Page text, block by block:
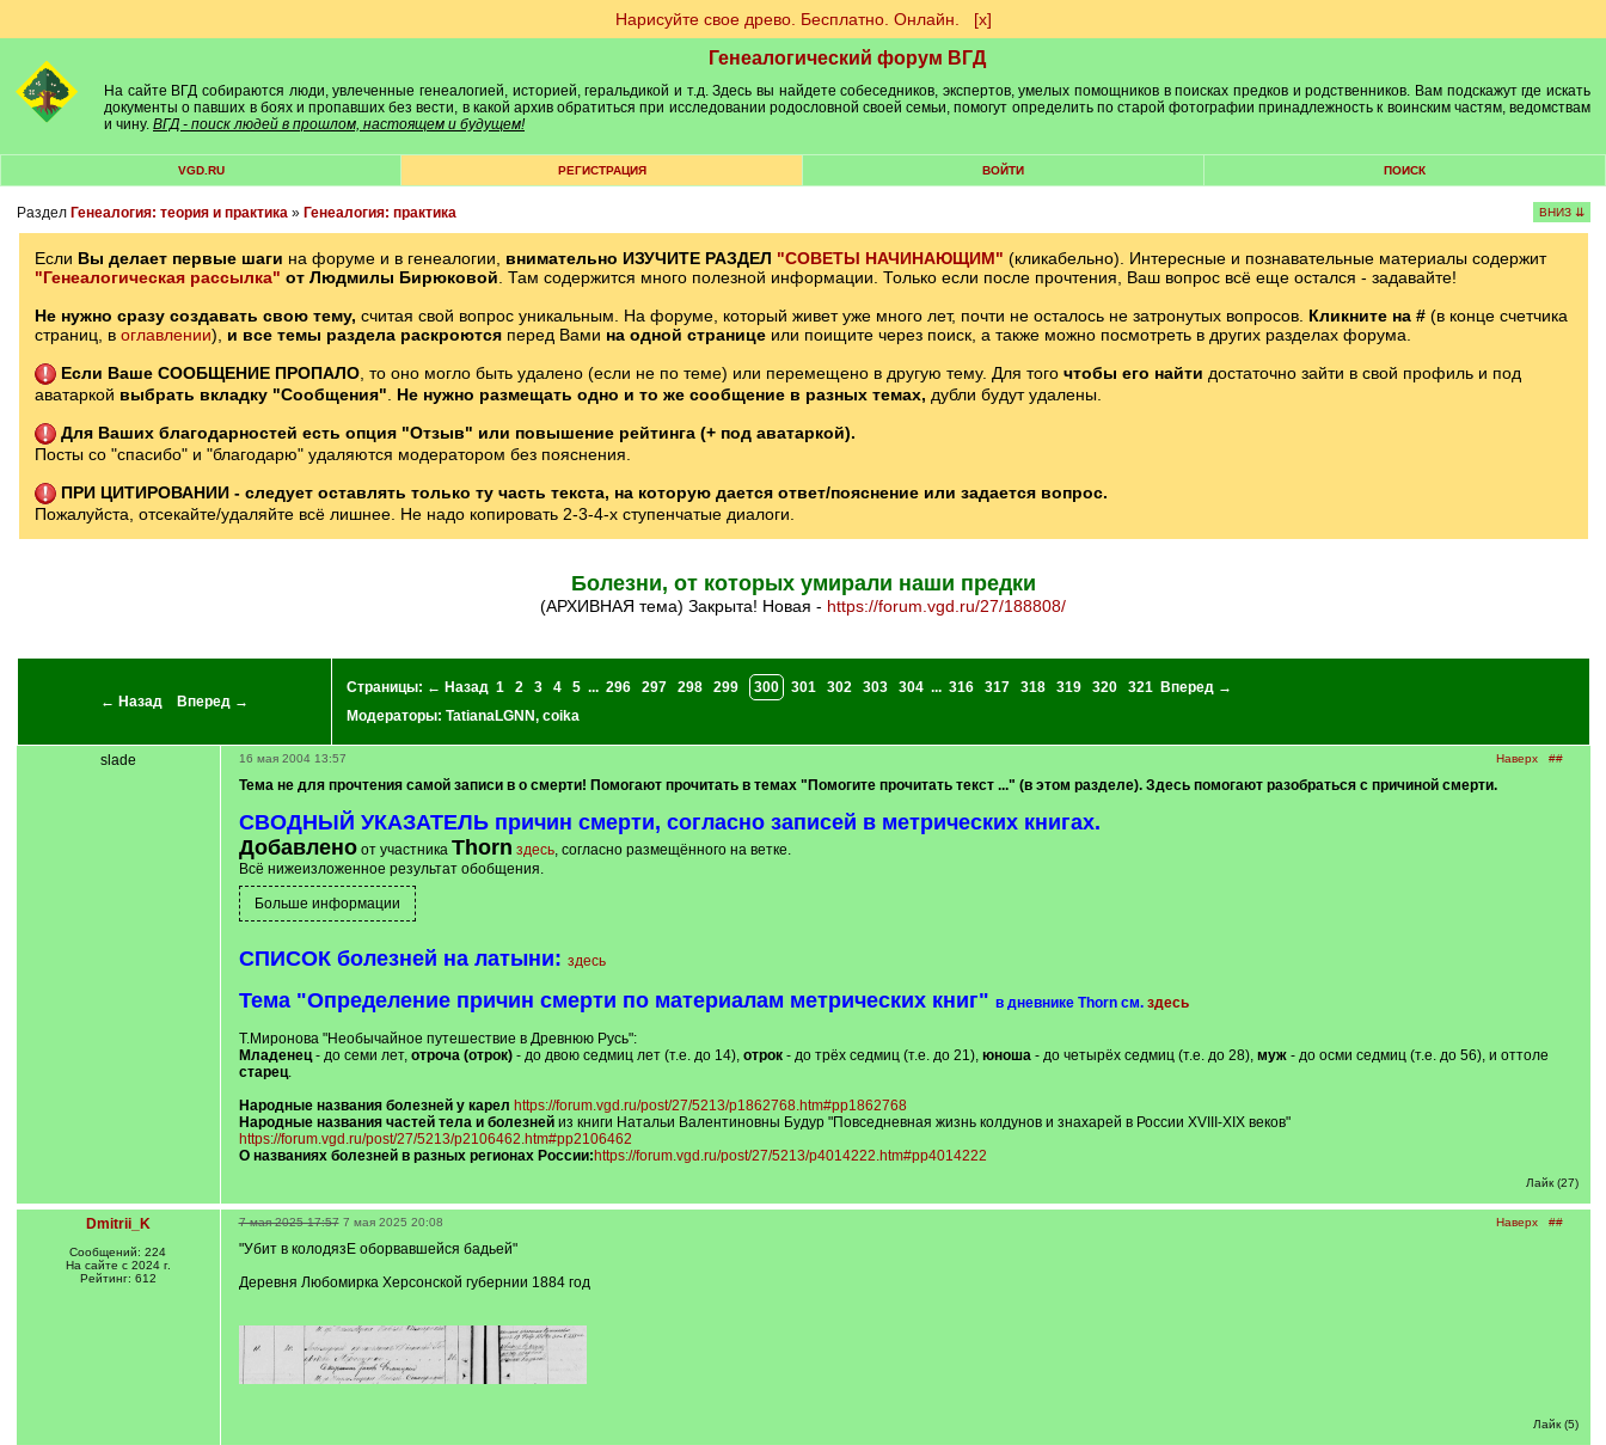
Нарисуйте свое древо. Бесплатно. Онлайн. [х]
Генеалогический форум ВГД
На сайте ВГД собираются люди, увлеченные генеалогией, историей, геральдикой и т.д. Здесь вы найдете собеседников, экспертов, умелых помощников в поисках предков и родственников. Вам подскажут где искать
документы о павших в боях и пропавших без вести, в какой архив обратиться при исследовании родословной своей семьи, помогут определить по старой фотографии принадлежность к воинским частям, ведомствам
и чину. ВГД - поиск людей в прошлом, настоящем и будущем!
VGD.RU РЕГИСТРАЦИЯ ВОЙТИ ПОИСК
Раздел Генеалогия: теория и практика» Генеалогия: практика ВНИЗ ⇊
Если Вы делает первые шаги на форуме и в генеалогии, внимательно ИЗУЧИТЕ РАЗДЕЛ "СОВЕТЫ НАЧИНАЮЩИМ" (кликабельно). Интересные и познавательные материалы содержит
"Генеалогическая рассылка" от Людмилы Бирюковой . Там содержится много полезной информации. Только если после прочтения, Ваш вопрос всё еще остался - задавайте!
Не нужно сразу создавать свою тему, считая свой вопрос уникальным. На форуме, который живет уже много лет, почти не осталось не затронутых вопросов. Кликните на # (в конце счетчика
страниц, в оглавлении), и все темы раздела раскроются перед Вами на одной странице или поищите через поиск, а также можно посмотреть в других разделах форума.
Если Ваше СООБЩЕНИЕ ПРОПАЛО, то оно могло быть удалено (если не по теме) или перемещено в другую тему. Для того чтобы его найти достаточно зайти в свой профиль и под
аватаркой выбрать вкладку "Сообщения" Не нужно размещать одно и то же сообщение в разных темах, дубли будут удалены.
Для Ваших благодарностей есть опция "Отзыв" или повышение рейтинга (+ под аватаркой).
Посты со "спасибо" и "благодарю" удаляются модератором без пояснения.
ПРИ ЦИТИРОВАНИИ - следует оставлять только ту часть текста, на которую дается ответ/пояснение или задается вопрос.
Пожалуйста, отсекайте/удаляйте всё лишнее. Не надо копировать 2-3-4-х ступенчатые диалоги.
Болезни, от которых умирали наши предки
(АРХИВНАЯ тема) Закрыта! Новая - https://forum.vgd.ru/27/188808/
← Назад Вперед →
Страницы: ← Назад 1 2 3 4 5 ... 296 297 298 299 300 301 302 303 304 ... 316 317 318 319 320 321
Вперед →
Модераторы: TatianaLGNN, coika
slade Наверх ##
16 мая 2004 13:57
Тема не для прочтения самой записи в о смерти! Помогают прочитать в темах "Помогите прочитать текст ..." (в этом разделе). Здесь помогают разобраться с причиной смерти.
СВОДНЫЙ УКАЗАТЕЛЬ причин смерти, согласно записей в метрических книгах.
Добавленоот участника Thorn здесь, согласно размещённого на ветке.
Всё нижеизложенное результат обобщения.
СПИСОК болезней на латыни: здесь
Тема "Определение причин смерти по материалам метрических книг" в дневнике Thorn см. здесь
Т.Миронова "Необычайное путешествие в Древнюю Русь":
Младенец- до семи лет, отроча (отрок)- до двою седмиц лет (т.е. до 14), отрок - до трёх седмиц (т.е. до 21), юноша - до четырёх седмиц (т.е. до 28), муж - до осми седмиц (т.е. до 56), и оттоле
старец.
Народные названия болезней у карел https://forum.vgd.ru/post/27/5213/p1862768.htm#pp1862768
Народные названия частей тела и болезнейиз книги Натальи Валентиновны Будур "Повседневная жизнь колдунов и знахарей в России XVIII-XIX веков"
https://forum.vgd.ru/post/27/5213/p2106462.htm#pp2106462
О названиях болезней в разных регионах России: https://forum.vgd.ru/post/27/5213/p4014222.htm#pp4014222
Лайк (27)
Dmitrii_K
Сообщений: 224
На сайте с 2024 г.
Рейтинг: 612
Наверх ##
7 мая 2025 17:57 7 мая 2025 20:08
"Убит в колодязЕ оборвавшейся бадьей"
Деревня Любомирка Херсонской губернии 1884 год
Лайк (5)